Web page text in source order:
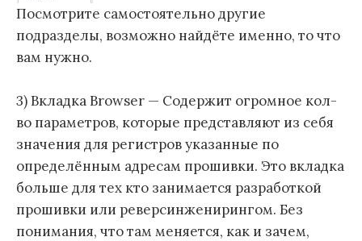
Посмотрите самостоятельно другие
подразделы, возможно найдёте именно, то что
вам нужно.
3) Вкладка Browser — Содержит огромное кол-
во параметров, которые представляют из себя
значения для регистров указанные по
определённым адресам прошивки. Это вкладка
больше для тех кто занимается разработкой
прошивки или реверсинженирингом. Без
понимания, что там меняется, как и зачем,